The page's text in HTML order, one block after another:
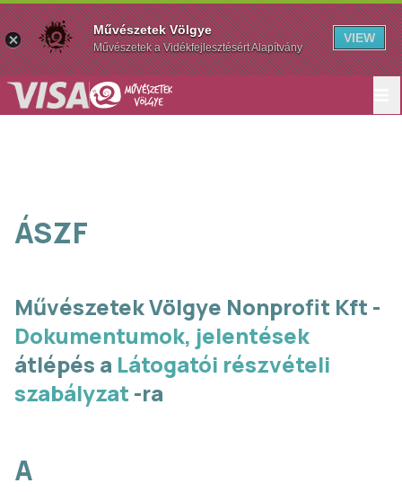
ÁSZF
Művészetek Völgye Nonprofit Kft -
Dokumentumok, jelentések
átlépés a Látogatói részvételi
szabályzat -ra
A
Művészetek Völgye
Művészetek a Vidékfejlesztésért Alapítvány
VIEW